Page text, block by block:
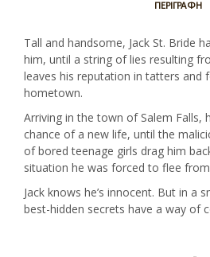
ΠΕΡΙΓΡΑΦΉ
Tall and handsome, Jack St. Bride
him, until a string of lies resulting
leaves his reputation in tatters and
hometown.
Arriving in the town of Salem Falls,
chance of a new life, until the
of bored teenage girls drag him
situation he was forced to flee
Jack knows he’s innocent. But in a
best-hidden secrets have a way of